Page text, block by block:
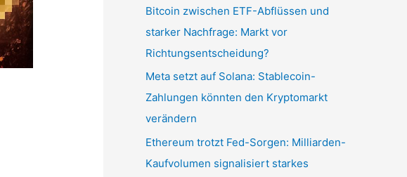
Bitcoin zwischen ETF-Abflüssen und
starker Nachfrage: Markt vor
Richtungsentscheidung?
Meta setzt auf Solana: Stablecoin-
Zahlungen könnten den Kryptomarkt
verändern
Ethereum trotzt Fed-Sorgen: Milliarden-
Kaufvolumen signalisiert starkes